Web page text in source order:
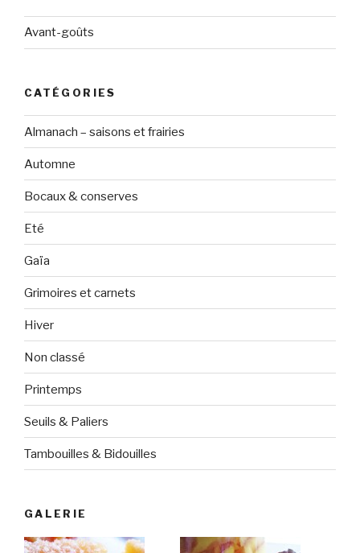
Avant-goûts
CATÉGORIES
Almanach – saisons et frairies
Automne
Bocaux & conserves
Eté
Gaïa
Grimoires et carnets
Hiver
Non classé
Printemps
Seuils & Paliers
Tambouilles & Bidouilles
GALERIE